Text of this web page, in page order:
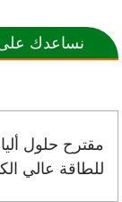
نساعدك
للطاقة عالي